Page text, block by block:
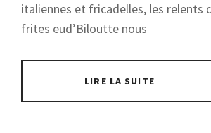
italiennes et fricadelles, les relents
frites eud’Biloutte nous
LIRE LA SUITE